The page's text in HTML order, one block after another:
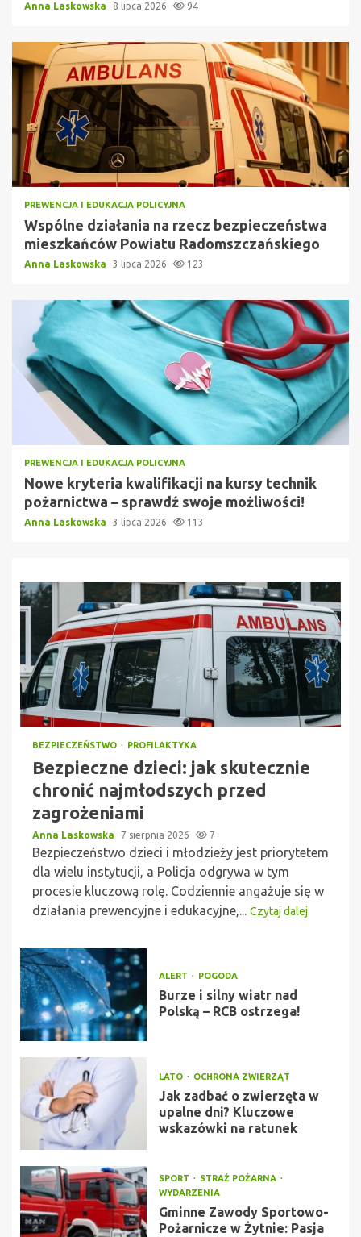
Anna Laskowska 8 lipca 2026 94
PREWENCJA I EDUKACJA POLICYJNA
Wspólne działania na rzecz bezpieczeństwa
mieszkańców Powiatu Radomszczańskiego
Anna Laskowska 3 lipca 2026 123
PREWENCJA I EDUKACJA POLICYJNA
Nowe kryteria kwalifikacji na kursy technik
pożarnictwa – sprawdź swoje możliwości!
Anna Laskowska 3 lipca 2026 113
BEZPIECZEŃSTWO PROFILAKTYKA
Bezpieczne dzieci: jak skutecznie
chronić najmłodszych przed
zagrożeniami
Anna Laskowska 7 sierpnia 2026 7
Bezpieczeństwo dzieci i młodzieży jest priorytetem
dla wielu instytucji, a Policja odgrywa w tym
procesie kluczową rolę. Codziennie angażuje się w
działania prewencyjne i edukacyjne,... Czytaj dalej
ALERT POGODA
Burze i silny wiatr nad
Polską – RCB ostrzega!
LATO OCHRONA ZWIERZĄT
Jak zadbać o zwierzęta w
upalne dni? Kluczowe
wskazówki na ratunek
SPORT
STRAŻ POŻARNA
WYDARZENIA
Gminne Zawody Sportowo-
Pożarnicze w Żytnie: Pasja